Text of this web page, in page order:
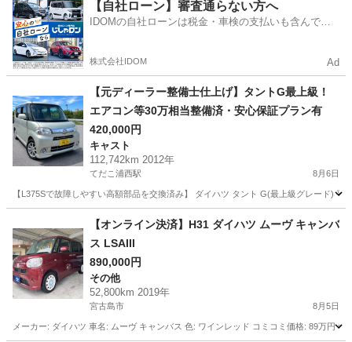
沖縄 沖縄市 てだこ浦西駅 ミラ ルーフレール
【自社ローン】審査通らない方へ
IDOMの自社ローンは税金・車検の支払いも含んでい
株式会社IDOM Ad
⁠【元ディーラー整備士仕上げ】タントG最上級！
エアコン等30万相当整備済・安心保証プラン有⁠
420,000円
キャスト
112,742km 2012年
てだこ浦西駅 8月6日
【L375Sで故障しやすい高額部品を交換済み】 ダイハツ タント G(最上級グレード)
てだこ浦西駅 キャスト
【オンライン決済】H31 ダイハツ ムーヴ キャンバ
ス LSAIII
890,000円
その他
52,800km 2019年
宮古島市 8月5日
メーカー: ダイハツ 車名: ムーヴ キャンバス 色: ワインレッド コミコミ価格: 89万円